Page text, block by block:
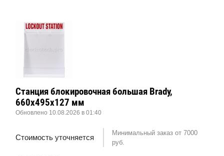
Станция блокировочная большая Brady,
660x495x127 мм
Обновлено 10.08.2026 в 01:40
Стоимость уточняется
Минимальный заказ от 7000
руб.